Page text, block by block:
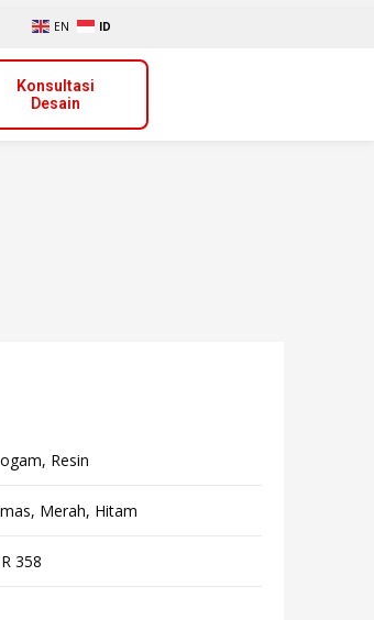
EN ID
Konsultasi
Desain
Resin
Merah, Hitam
358